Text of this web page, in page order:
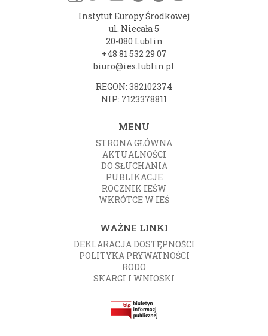
Instytut Europy Środkowej
ul. Niecała 5
20-080 Lublin
+48 81 532 29 07
biuro@ies.lublin.pl
REGON: 382102374
NIP: 7123378811
MENU
STRONA GŁÓWNA
AKTUALNOŚCI
DO SŁUCHANIA
PUBLIKACJE
ROCZNIK IEŚW
WKRÓTCE W IEŚ
WAŻNE LINKI
DEKLARACJA DOSTĘPNOŚCI
POLITYKA PRYWATNOŚCI
RODO
SKARGI I WNIOSKI